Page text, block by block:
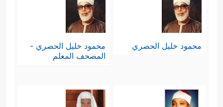
محمود خليل الحصري
محمود خليل الحصري -
المصحف المعلم